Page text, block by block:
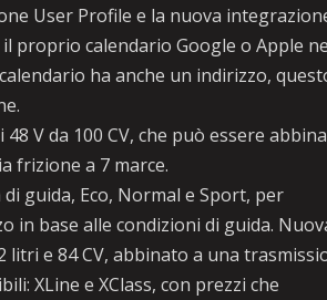
User Profile e la nuova
proprio calendario Google o Apple
ha anche un indirizzo,
V da 100 CV, che può essere
frizione a 7 marce.
guida, Eco, Normal e Sport, per
in base alle condizioni di guida.
litri e 84 CV, abbinato a una
XLine e XClass, con prezzi che